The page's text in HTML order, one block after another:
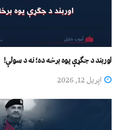
اوربند د جګړې یوه برخه ده؛ نه د سولې!
اپریل 12, 2026